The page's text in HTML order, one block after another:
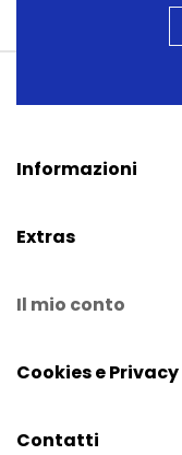
Informazioni
Extras
Il mio conto
Cookies e Privacy
Contatti